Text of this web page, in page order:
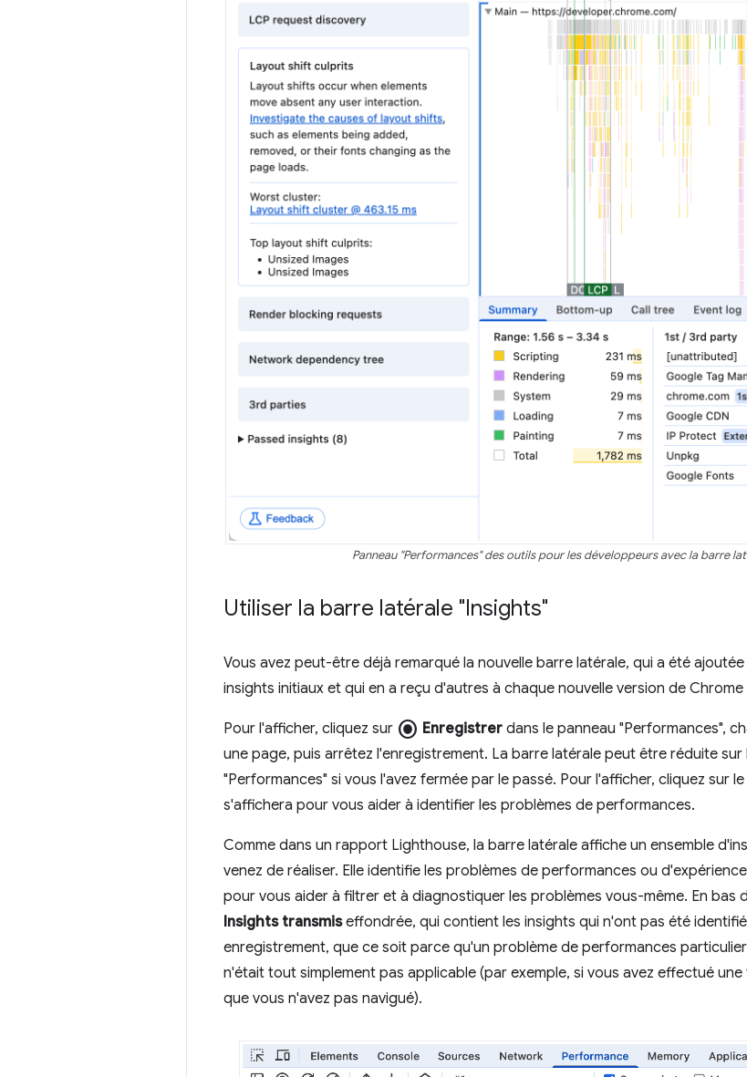
Panneau "Performances" des outils pour les développeurs avec la barre
Utiliser la barre latérale "Insights"
Vous avez peut-être déjà remarqué la nouvelle barre latérale, qui a été
insights initiaux et qui en a reçu d'autres à chaque nouvelle version de Chrome
Pour l'afficher, cliquez sur radio_button_checked Enregistrer dans le panneau "Performances",
une page, puis arrêtez l'enregistrement. La barre latérale peut être réduite
"Performances" si vous l'avez fermée par le passé. Pour l'afficher, cliquez sur
s'affichera pour vous aider à identifier les problèmes de performances.
Comme dans un rapport Lighthouse, la barre latérale affiche un ensemble
venez de réaliser. Elle identifie les problèmes de performances ou
pour vous aider à filtrer et à diagnostiquer les problèmes vous-même. En bas
Insights transmiseffondrée, qui contient les insights qui n'ont pas été
enregistrement, que ce soit parce qu'un problème de performances
n'était tout simplement pas applicable (par exemple, si vous avez effectué
que vous n'avez pas navigué).